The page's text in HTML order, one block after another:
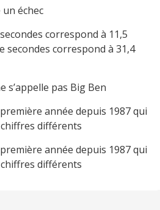
échec
correspond à 11,5
secondes correspond à 31,4
s’appelle pas Big Ben
année depuis 1987 qui
différents
année depuis 1987 qui
différents